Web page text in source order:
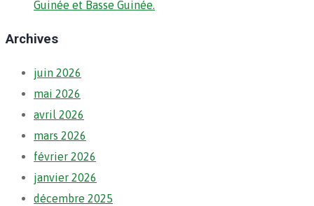
Guinée et Basse Guinée.
Archives
juin 2026
mai 2026
avril 2026
mars 2026
février 2026
janvier 2026
décembre 2025